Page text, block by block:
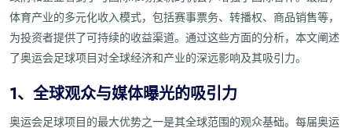
体育产业的多元化收入模式，包括赛事票务、转播权、商品销售等，
为投资者提供了可持续的收益渠道。通过这些方面的分析，本文阐述
了奥运会足球项目对全球经济和产业的深远影响及其吸引力。
1、全球观众与媒体曝光的吸引力
奥运会足球项目的最大优势之一是其全球范围的观众基础。每届奥运